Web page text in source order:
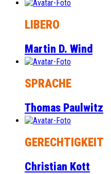
LIBERO
Martin D. Wind
SPRACHE
Thomas Paulwitz
GERECHTIGKEIT
Christian Kott